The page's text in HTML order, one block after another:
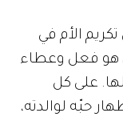
الأم في
هو فعل وعطاء
لها. على كل
حبّه لوالدته،